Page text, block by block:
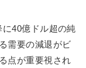
40億ドル超の純
需要の減退がビ
点が重要視され